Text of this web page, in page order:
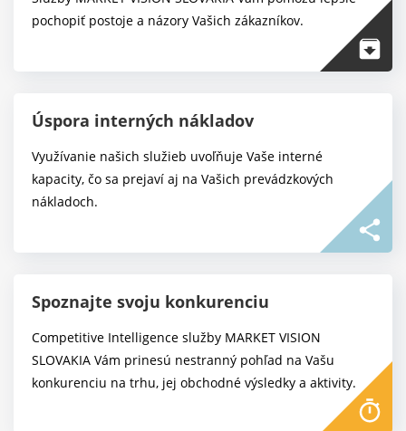
pochopiť postoje a názory Vašich zákazníkov.
Úspora interných nákladov
Využívanie našich služieb uvoľňuje Vaše interné
kapacity, čo sa prejaví aj na Vašich prevádzkových
nákladoch.
Spoznajte svoju konkurenciu
Competitive Intelligence služby MARKET VISION
SLOVAKIA Vám prinesú nestranný pohľad na Vašu
konkurenciu na trhu, jej obchodné výsledky a aktivity.